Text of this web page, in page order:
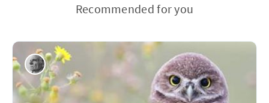
Recommended for you